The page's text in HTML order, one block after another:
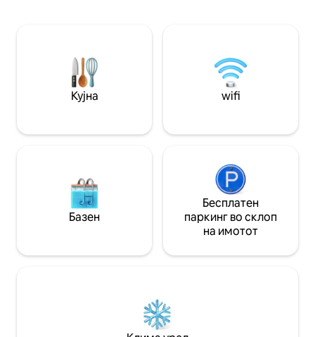
Кујна wifi
Базен
Бесплатен
паркинг во склоп
на имотот